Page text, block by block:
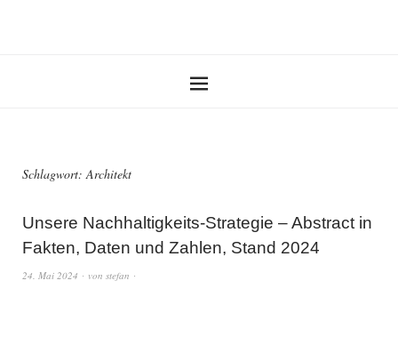
Schlagwort:Architekt
Unsere Nachhaltigkeits-Strategie – Abstract in
Fakten, Daten und Zahlen, Stand 2024
24. Mai 2024 von stefan